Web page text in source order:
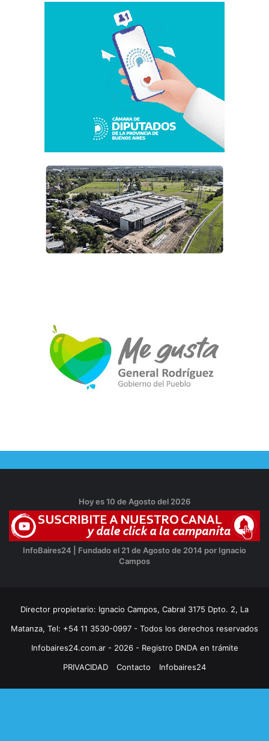
Hoy es 10 de Agosto del 2026
InfoBaires24 | Fundado el 21 de Agosto de 2014 por Ignacio
Campos
Director propietario: Ignacio Campos, Cabral 3175 Dpto. 2, La
Matanza, Tel: +54 11 3530-0997 - Todos los derechos reservados
Infobaires24.com.ar - 2026 - Registro DNDA en trámite
PRIVACIDAD
Contacto Infobaires24